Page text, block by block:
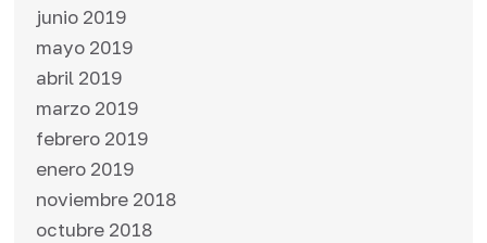
junio 2019
mayo 2019
abril 2019
marzo 2019
febrero 2019
enero 2019
noviembre 2018
octubre 2018